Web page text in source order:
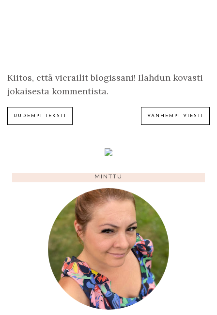
Kiitos, että vierailit blogissani! Ilahdun kovasti
jokaisesta kommentista.
UUDEMPI TEKSTI VANHEMPI VIESTI
MINTTU